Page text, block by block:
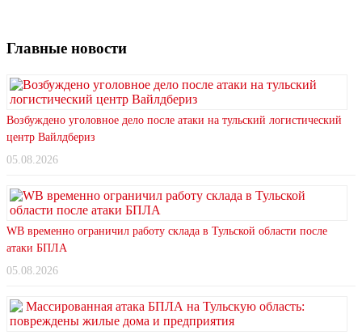
Главные новости
Возбуждено уголовное дело после атаки на тульский логистический
центр Вайлдбериз
05.08.2026
WB временно ограничил работу склада в Тульской области после
атаки БПЛА
05.08.2026